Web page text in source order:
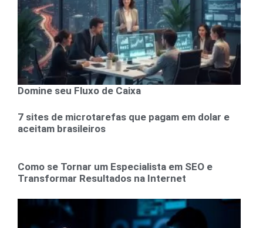
Domine seu Fluxo de Caixa
7 sites de microtarefas que pagam em dolar e
aceitam brasileiros
Como se Tornar um Especialista em SEO e
Transformar Resultados na Internet